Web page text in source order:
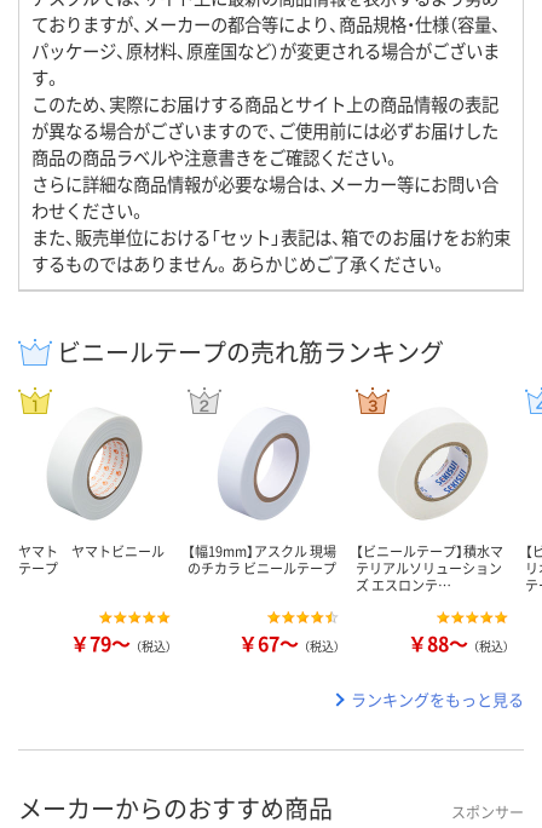
ておりますが、メーカーの都合等により、商品規格・仕様（容量、
パッケージ、原材料、原産国など）が変更される場合がございま
す。
このため、実際にお届けする商品とサイト上の商品情報の表記
が異なる場合がございますので、ご使用前には必ずお届けした
商品の商品ラベルや注意書きをご確認ください。
さらに詳細な商品情報が必要な場合は、メーカー等にお問い合
わせください。
また、販売単位における「セット」表記は、箱でのお届けをお約束
するものではありません。あらかじめご了承ください。
ビニールテープの売れ筋ランキング
ヤマト ヤマトビニール
テープ
￥79～ （税込）
【幅19mm】アスクル 現場
のチカラ ビニールテープ
￥67～ （税込）
【ビニールテープ】積水マ
テリアルソリューション
ズ エスロンテ…
￥88～ （税込）
ランキングをもっと見る
メーカーからのおすすめ商品 スポンサー